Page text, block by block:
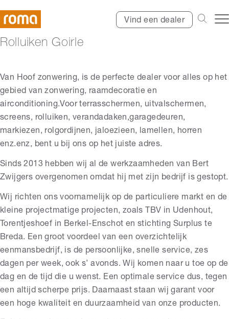
Vind een dealer
Rolluiken Goirle
Van Hoof zonwering, is de perfecte dealer voor alles op het
gebied van zonwering, raamdecoratie en
airconditioning.Voor terrasschermen, uitvalschermen,
screens, rolluiken, verandadaken,garagedeuren,
markiezen, rolgordijnen, jaloezieen, lamellen, horren
enz.enz, bent u bij ons op het juiste adres.
Sinds 2013 hebben wij al de werkzaamheden van Bert
Zwijgers overgenomen omdat hij met zijn bedrijf is gestopt.
Wij richten ons voornamelijk op de particuliere markt en de
kleine projectmatige projecten, zoals TBV in Udenhout,
Torentjeshoef in Berkel-Enschot en stichting Surplus te
Breda. Een groot voordeel van een overzichtelijk
eenmansbedrijf, is de persoonlijke, snelle service, zes
dagen per week, ook s’ avonds. Wij komen naar u toe op de
dag en de tijd die u wenst. Een optimale service dus, tegen
een altijd scherpe prijs. Daarnaast staan wij garant voor
een hoge kwaliteit en duurzaamheid van onze producten.